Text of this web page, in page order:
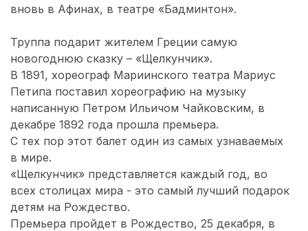
вновь в Афинах, в театре «Бадминтон».
Труппа подарит жителем Греции самую
новогоднюю сказку – «Щелкунчик».
В 1891, хореограф Мариинского театра Мариус
Петипа поставил хореографию на музыку
написанную Петром Ильичом Чайковским, в
декабре 1892 года прошла премьера.
С тех пор этот балет один из самых узнаваемых
в мире.
«Щелкунчик» представляется каждый год, во
всех столицах мира - это самый лучший подарок
детям на Рождество.
Премьера пройдет в Рождество, 25 декабря, в